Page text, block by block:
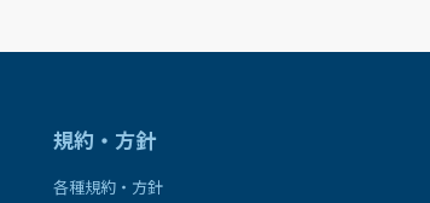
規約・方針
各種規約・方針